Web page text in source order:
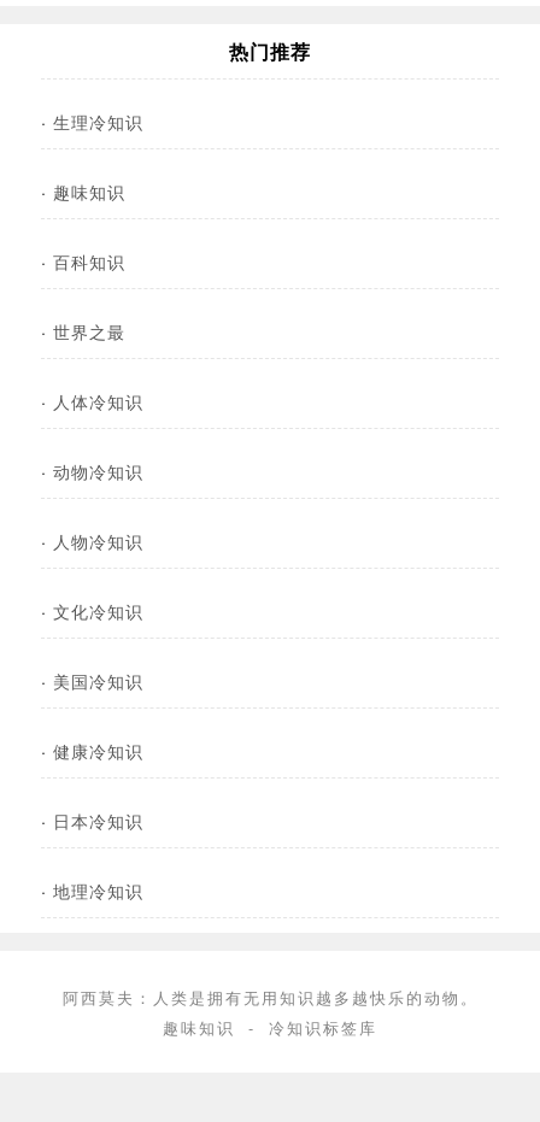
热门推荐
· 生理冷知识
· 趣味知识
· 百科知识
· 世界之最
· 人体冷知识
· 动物冷知识
· 人物冷知识
· 文化冷知识
· 美国冷知识
· 健康冷知识
· 日本冷知识
· 地理冷知识
阿西莫夫：人类是拥有无用知识越多越快乐的动物。
趣味知识
- 冷知识标签库